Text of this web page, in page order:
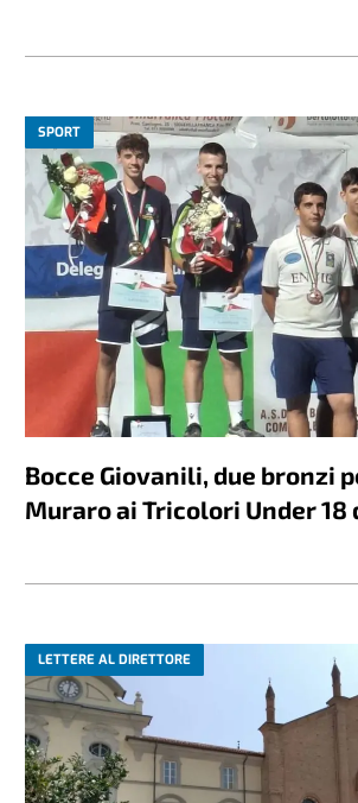
SPORT
Bocce Giovanili, due bronzi
Muraro ai Tricolori Under 18
LETTERE AL DIRETTORE